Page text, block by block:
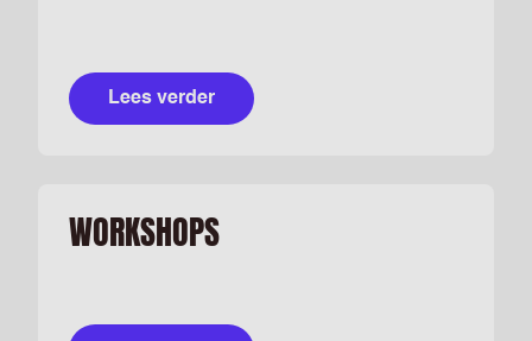
Lees verder
WORKSHOPS